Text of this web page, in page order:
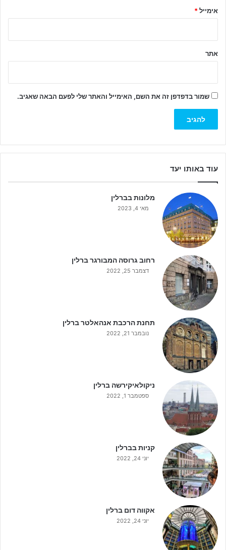
אימייל*
אתר
שמור בדפדפן זה את השם, האימייל והאתר שלי לפעם הבאה שאגיב.
עוד באותו יעד
מלונות בברלין
מאי 4, 2023
רחוב גרוסה המבורגר ברלין
דצמבר 25, 2022
תחנת הרכבת אנהאלטר ברלין
נובמבר 21, 2022
ניקולאיקירשה ברלין
ספטמבר 1, 2022
קניות בברלין
יוני 24, 2022
אקווה דום ברלין
יוני 24, 2022